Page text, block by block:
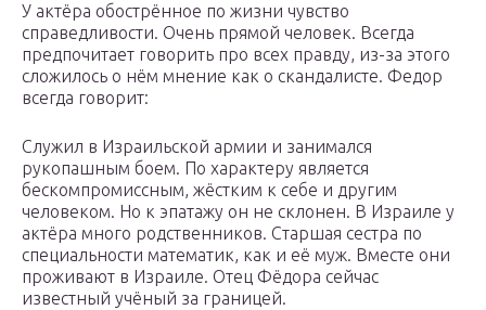
У актёра обострённое по жизни чувство
справедливости. Очень прямой человек. Всегда
предпочитает говорить про всех правду, из-за этого
сложилось о нём мнение как о скандалисте. Федор
всегда говорит:
Служил в Израильской армии и занимался
рукопашным боем. По характеру является
бескомпромиссным, жёстким к себе и другим
человеком. Но к эпатажу он не склонен. В Израиле у
актёра много родственников. Старшая сестра по
специальности математик, как и её муж. Вместе они
проживают в Израиле. Отец Фёдора сейчас
известный учёный за границей.